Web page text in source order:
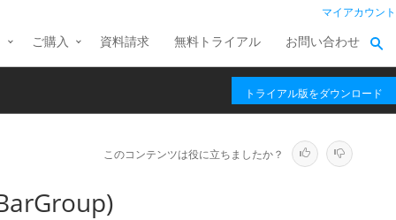
マイアカウント
ご購入 資料請求 無料トライアル お問い合わせ
トライアル版をダウンロード
このコンテンツは役に立ちましたか？